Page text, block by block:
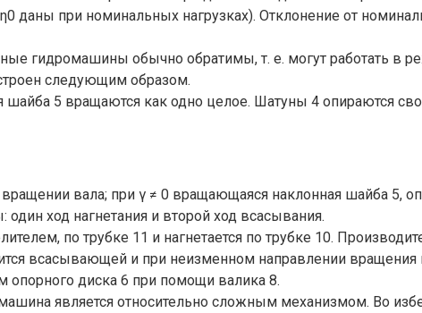
η0 даны при номинальных нагрузках). Отклонение от
гидромашины обычно обратимы, т. е. могут работать в
следующим образом.
5 вращаются как одно целое. Шатуны 4 опираются
вала; при γ ≠ 0 вращающаяся наклонная шайба 5,
ход нагнетания и второй ход всасывания.
по трубке 11 и нагнетается по трубке 10.
всасывающей и при неизменном направлении вращения
диска 6 при помощи валика 8.
является относительно сложным механизмом. Во